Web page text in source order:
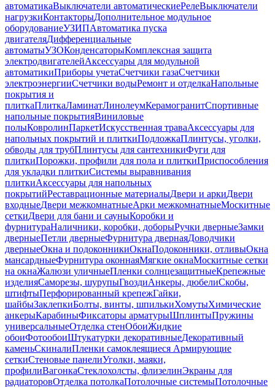
автоматикаВыключатели автоматическиеРелеВыключатели
нагрузкиКонтакторыДополнительное модульное
оборудованиеУЗИПАвтоматика пуска
двигателяДифференциальные
автоматыУЗОКонденсаторыКомплексная защита
электродвигателейАксессуары для модульной
автоматикиПриборы учетаСчетчики газаСчетчики
электроэнергииСчетчики водыРемонт и отделкаНапольные
покрытия и
плиткаПлиткаЛаминатЛинолеумКерамогранитСпортивные
напольные покрытияВиниловые
полыКовролинПаркетИскусственная траваАксессуары для
напольных покрытий и плиткиПодложкаПлинтусы, уголки,
обводы для трубПлинтусы для сантехникиФуги для
плиткиПорожки, профили для пола и плиткиПриспособления
для укладки плиткиСистемы выравнивания
плиткиАксессуары для напольных
покрытийРеставрационные материалыДвери и аркиДвери
входныеДвери межкомнатныеАрки межкомнатныеМоскитные
сеткиДвери для бани и сауныКоробки и
фурнитураНаличники, коробки, доборыРучки дверныеЗамки
дверныеПетли дверныеФурнитура двернаяДоводчики
дверныеОкна и подоконникиОкнаПодоконники, отливыОкна
мансардныеФурнитура оконнаяМягкие окнаМоскитные сетки
на окнаЖалюзи уличныеПленки солнцезащитныеКрепежные
изделияСаморезы, шурупыГвоздиАнкеры, дюбелиСкобы,
штифтыПерфорированный крепежГайки,
шайбыЗаклепкиБолты, винты, шпилькиХомутыХимические
анкерыКарабиныФиксаторы арматурыШплинтыПружины
универсальныеОтделка стенОбоиЖидкие
обоиФотообоиШтукатурки декоративныеДекоративный
каменьСкиналиПленки самоклеящиеся Армирующие
сеткиСтеновые панелиУголки, маяки,
профилиВагонкаСтеклохолсты, флизелинЭкраны для
радиаторовОтделка потолкаПотолочные системыПотолочные